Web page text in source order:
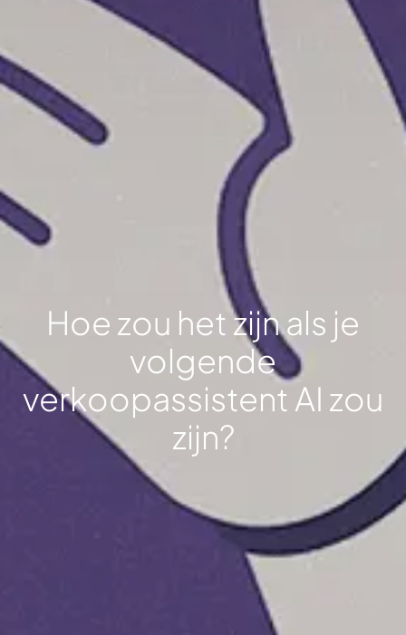
Hoe zou het zijn als je
volgende
verkoopassistent AI zou
zijn?